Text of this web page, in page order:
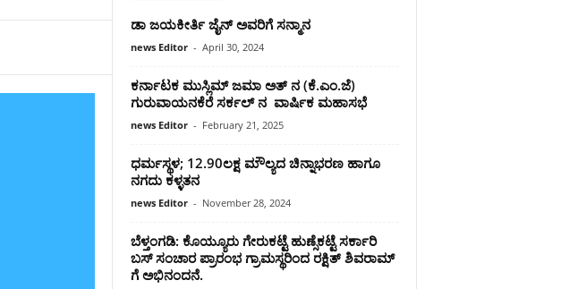
ಡಾ ಜಯಕೀರ್ತಿ ಜೈನ್ ಅವರಿಗೆ ಸನ್ಮಾನ
news Editor - April 30, 2024
ಕರ್ನಾಟಕ ಮುಸ್ಲಿಮ್ ಜಮಾ ಅತ್ ನ (ಕೆ.ಎಂ.ಜೆ)
ಗುರುವಾಯನಕೆರೆ ಸರ್ಕಲ್ ನ ವಾರ್ಷಿಕ ಮಹಾಸಭೆ
news Editor - February 21, 2025
ಧರ್ಮಸ್ಥಳ; 12.90ಲಕ್ಷ ಮೌಲ್ಯದ ಚಿನ್ನಾಭರಣ ಹಾಗೂ
ನಗದು ಕಳ್ಳತನ
news Editor - November 28, 2024
ಬೆಳ್ತಂಗಡಿ: ಕೊಯ್ಯೂರು ಗೇರುಕಟ್ಟೆ ಹುಣ್ಸೆಕಟ್ಟೆ ಸರ್ಕಾರಿ
ಬಸ್ ಸಂಚಾರ ಪ್ರಾರಂಭ ಗ್ರಾಮಸ್ಥರಿಂದ ರಕ್ಷಿತ್ ಶಿವರಾಮ್
ಗೆ ಅಭಿನಂದನೆ.